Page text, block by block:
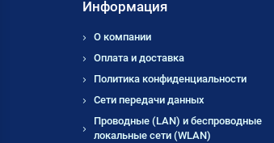
Информация
О компании
Оплата и доставка
Политика конфиденциальности
Сети передачи данных
Проводные (LAN) и беспроводные
локальные сети (WLAN)